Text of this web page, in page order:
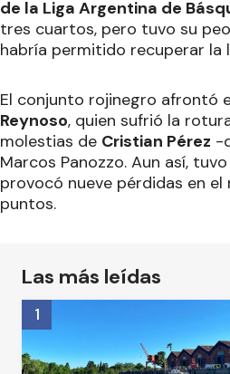
de la Liga Argentina de
tres cuartos, pero tuvo su
habría permitido recuperar la
El conjunto rojinegro afrontó
Reynoso, quien sufrió la
molestias de Cristian Pérez -
Marcos Panozzo. Aun así,
provocó nueve pérdidas en
puntos.
Las más leídas
1